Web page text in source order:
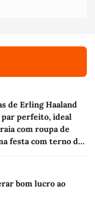
de Erling Haaland
par perfeito, ideal
com roupa de
festa com terno de
bom lucro ao